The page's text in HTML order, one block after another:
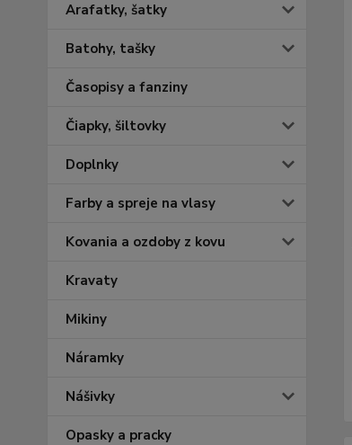
Arafatky, šatky
Batohy, tašky
Časopisy a fanziny
Čiapky, šiltovky
Doplnky
Farby a spreje na vlasy
Kovania a ozdoby z kovu
Kravaty
Mikiny
Náramky
Nášivky
Opasky a pracky